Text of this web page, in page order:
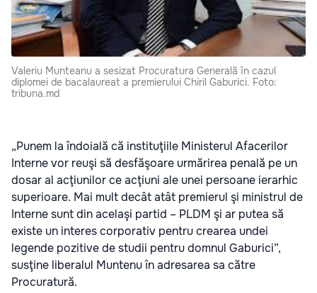
Valeriu Munteanu a sesizat Procuratura Generală în cazul
diplomei de bacalaureat a premierului Chiril Gaburici. Foto:
tribuna.md
„Punem la îndoială că instituţiile Ministerul Afacerilor
Interne vor reuşi să desfăşoare urmărirea penală pe un
dosar al acţiunilor ce acţiuni ale unei persoane ierarhic
superioare. Mai mult decât atât premierul şi ministrul de
Interne sunt din acelaşi partid – PLDM şi ar putea să
existe un interes corporativ pentru crearea undei
legende pozitive de studii pentru domnul Gaburici”,
susţine liberalul Muntenu în adresarea sa către
Procuratură.